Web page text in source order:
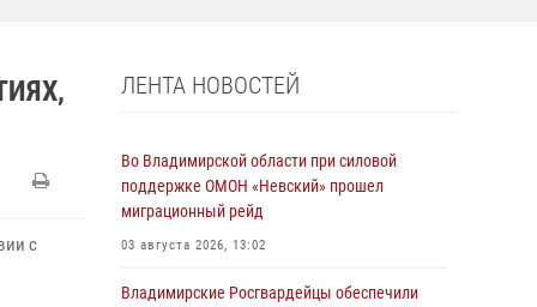
с
ЛЕНТА НОВОСТЕЙ
Во Владимирской области при силовой
поддержке ОМОН «Невский» прошел
миграционный рейд
03 августа 2026, 13:02
Владимирские Росгвардейцы обеспечили